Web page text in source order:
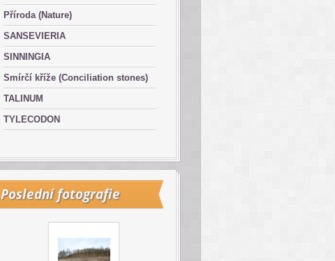
Příroda (Nature)
SANSEVIERIA
SINNINGIA
Smírčí kříže (Conciliation stones)
TALINUM
TYLECODON
Poslední fotografie